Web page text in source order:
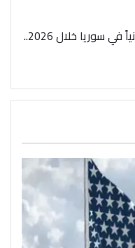
مقتل 1394 مدنياً في سوريا خلال 2026..